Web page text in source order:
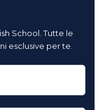
School. Tutte le
esclusive per te.